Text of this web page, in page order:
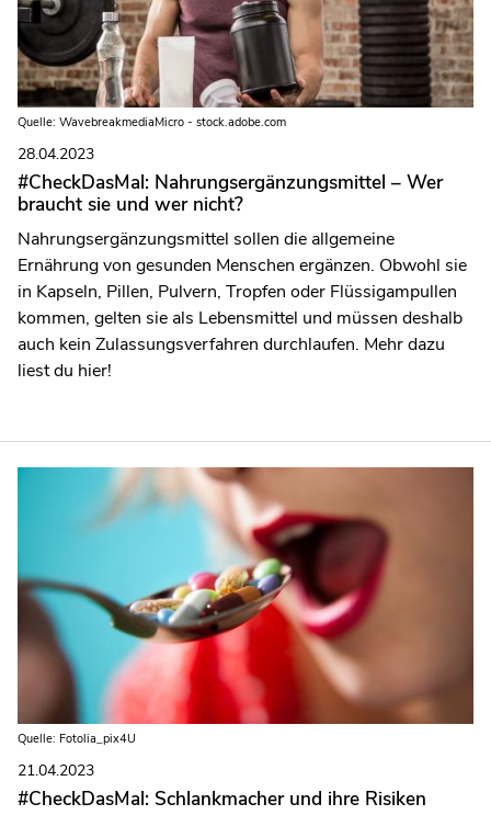
Quelle: WavebreakmediaMicro - stock.adobe.com
28.04.2023
#CheckDasMal: Nahrungsergänzungsmittel – Wer
braucht sie und wer nicht?
Nahrungsergänzungsmittel sollen die allgemeine
Ernährung von gesunden Menschen ergänzen. Obwohl sie
in Kapseln, Pillen, Pulvern, Tropfen oder Flüssigampullen
kommen, gelten sie als Lebensmittel und müssen deshalb
auch kein Zulassungsverfahren durchlaufen. Mehr dazu
liest du hier!
Quelle: Fotolia_pix4U
21.04.2023
#CheckDasMal: Schlankmacher und ihre Risiken